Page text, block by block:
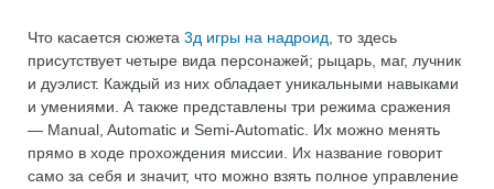
Что касается сюжета 3д игры на надроид, то здесь
присутствует четыре вида персонажей; рыцарь, маг, лучник
и дуэлист. Каждый из них обладает уникальными навыками
и умениями. А также представлены три режима сражения
— Manual, Automatic и Semi-Automatic. Их можно менять
прямо в ходе прохождения миссии. Их название говорит
само за себя и значит, что можно взять полное управление